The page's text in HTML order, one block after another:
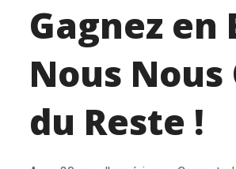
Gagnez
Nous Nous
du Reste !